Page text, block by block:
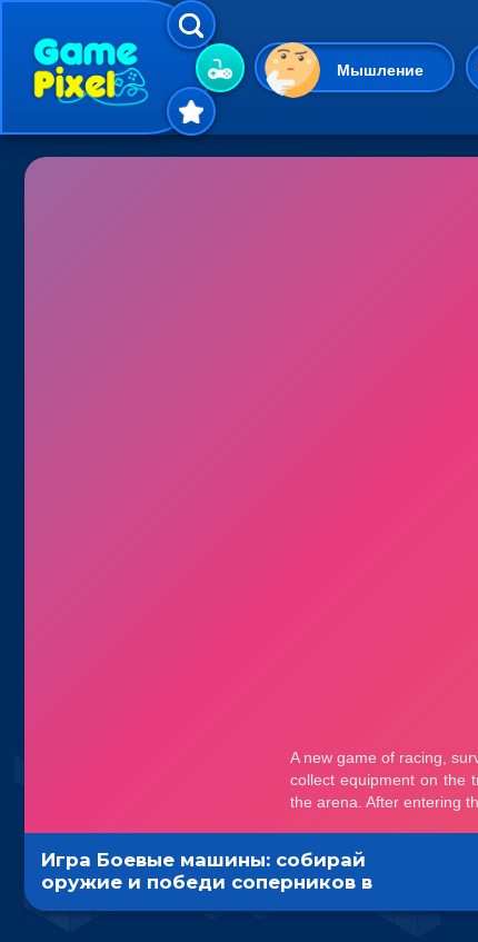
Мышление
Гиперказуальные
Игра Боевые машины: собирай
оружие и победи соперников в
бою